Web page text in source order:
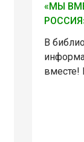
«МЫ
В
вместе!